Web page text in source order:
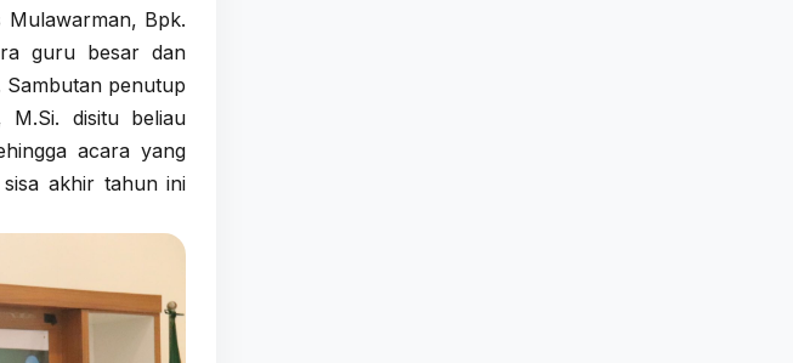
Mulawarman, Bpk.
guru besar dan
penutup
M.Si. disitu beliau
acara yang
akhir tahun ini